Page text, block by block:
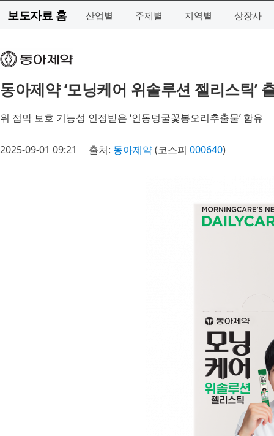
보도자료 홈 산업별 주제별 지역별 상장사
동아제약 ‘모닝케어 위솔루션 젤리스틱’
위 점막 보호 기능성 인정받은 ‘인동덩굴꽃봉오리추출물’ 함유
2025-09-01 09:21 출처: 동아제약(코스피 000640)